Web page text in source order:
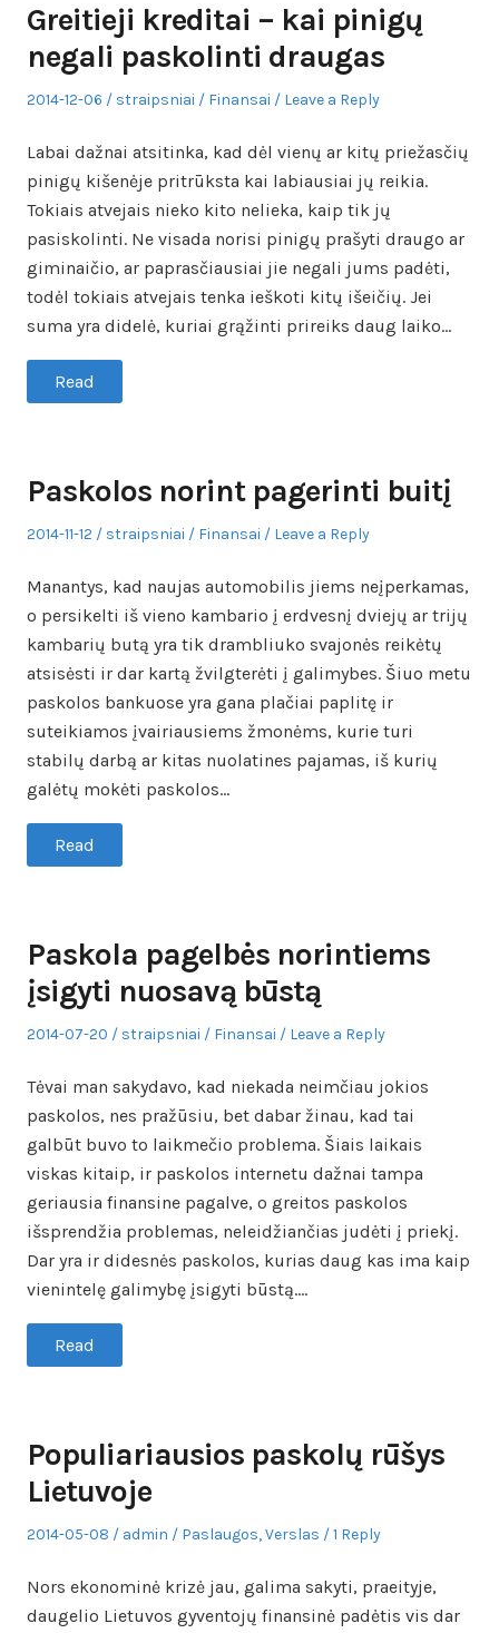
Greitieji kreditai – kai pinigų
negali paskolinti draugas
Posted
2014-12-06 Author
straipsniai
Posted
Finansai Leave a Reply
Labai dažnai atsitinka, kad dėl vienų ar kitų priežasčių
pinigų kišenėje pritrūksta kai labiausiai jų reikia.
Tokiais atvejais nieko kito nelieka, kaip tik jų
pasiskolinti. Ne visada norisi pinigų prašyti draugo ar
giminaičio, ar paprasčiausiai jie negali jums padėti,
todėl tokiais atvejais tenka ieškoti kitų išeičių. Jei
suma yra didelė, kuriai grąžinti prireiks daug laiko…
Read
Paskolos norint pagerinti buitį
Posted
2014-11-12 Author
straipsniai
Posted
Finansai Leave a Reply
Manantys, kad naujas automobilis jiems neįperkamas,
o persikelti iš vieno kambario į erdvesnį dviejų ar trijų
kambarių butą yra tik drambliuko svajonės reikėtų
atsisėsti ir dar kartą žvilgterėti į galimybes. Šiuo metu
paskolos bankuose yra gana plačiai paplitę ir
suteikiamos įvairiausiems žmonėms, kurie turi
stabilų darbą ar kitas nuolatines pajamas, iš kurių
galėtų mokėti paskolos…
Read
Paskola pagelbės norintiems
įsigyti nuosavą būstą
Posted
2014-07-20 Author
straipsniai
Posted
Finansai Leave a Reply
Tėvai man sakydavo, kad niekada neimčiau jokios
paskolos, nes pražūsiu, bet dabar žinau, kad tai
galbūt buvo to laikmečio problema. Šiais laikais
viskas kitaip, ir paskolos internetu dažnai tampa
geriausia finansine pagalve, o greitos paskolos
išsprendžia problemas, neleidžiančias judėti į priekį.
Dar yra ir didesnės paskolos, kurias daug kas ima kaip
vienintelę galimybę įsigyti būstą.…
Read
Populiariausios paskolų rūšys
Lietuvoje
Posted
2014-05-08 Author
admin
Posted
Paslaugos,Verslas 1 Reply
Nors ekonominė krizė jau, galima sakyti, praeityje,
daugelio Lietuvos gyventojų finansinė padėtis vis dar